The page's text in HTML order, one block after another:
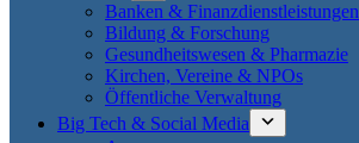
Banken & Finanzdienstleistungen
Bildung & Forschung
Gesundheitswesen & Pharmazie
Kirchen, Vereine & NPOs
Öffentliche Verwaltung
Big Tech & Social Media